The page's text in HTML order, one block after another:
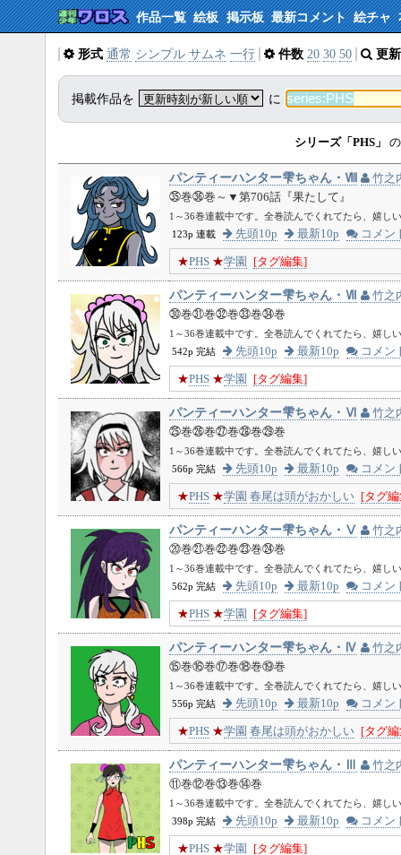
作品一覧 絵板 掲示板 最新コメント 絵チャ
形式 通常 シンプル サムネ 一行 件数 20 30 50 更
掲載作品を に
シリーズ「PHS」
パンティーハンター雫ちゃん・Ⅷ
竹之
㉟巻㊱巻～▼第706話『果たして』
1～36巻連載中です。全巻読んでくれてたら、嬉し
123p 連載
先頭10p 最新10p コメン
★PHS ★学園 [タグ編集]
パンティーハンター雫ちゃん・Ⅶ
竹之
㉚巻㉛巻㉜巻㉝巻㉞巻
1～36巻連載中です。全巻読んでくれてたら、嬉し
542p 完結
先頭10p 最新10p コメン
★PHS ★学園 [タグ編集]
パンティーハンター雫ちゃん・Ⅵ
竹之
㉕巻㉖巻㉗巻㉘巻㉙巻
1～36巻連載中です。全巻読んでくれてたら、嬉し
566p 完結
先頭10p 最新10p コメン
★PHS ★学園 春尾は頭がおかしい [タグ
パンティーハンター雫ちゃん・Ⅴ
竹之
⑳巻㉑巻㉒巻㉓巻㉔巻
1～36巻連載中です。全巻読んでくれてたら、嬉し
562p 完結
先頭10p 最新10p コメン
★PHS ★学園 [タグ編集]
パンティーハンター雫ちゃん・Ⅳ
竹之
⑮巻⑯巻⑰巻⑱巻⑲巻
1～36巻連載中です。全巻読んでくれてたら、嬉し
556p 完結
先頭10p 最新10p コメン
★PHS ★学園 春尾は頭がおかしい [タグ
パンティーハンター雫ちゃん・Ⅲ
竹之
⑪巻⑫巻⑬巻⑭巻
1～36巻連載中です。全巻読んでくれてたら、嬉し
398p 完結
先頭10p 最新10p コメン
★PHS ★学園 [タグ編集]